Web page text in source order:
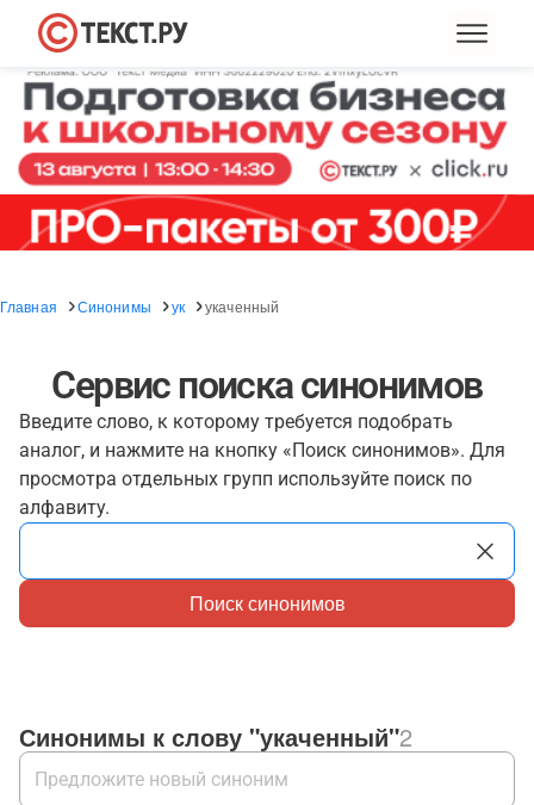
Главная Синонимы ук укаченный
Сервис поиска синонимов
Введите слово, к которому требуется подобрать
аналог, и нажмите на кнопку «Поиск синонимов». Для
просмотра отдельных групп используйте поиск по
алфавиту.
Поиск синонимов
Синонимы к слову "укаченный"2